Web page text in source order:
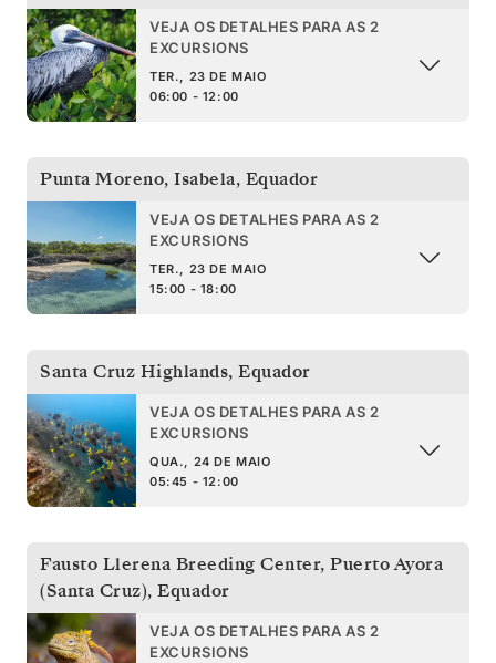
VEJA OS DETALHES PARA AS 2
EXCURSIONS
TER., 23 DE MAIO
06:00 - 12:00
Punta Moreno, Isabela, Equador
VEJA OS DETALHES PARA AS 2
EXCURSIONS
TER., 23 DE MAIO
15:00 - 18:00
Santa Cruz Highlands, Equador
VEJA OS DETALHES PARA AS 2
EXCURSIONS
QUA., 24 DE MAIO
05:45 - 12:00
Fausto Llerena Breeding Center, Puerto Ayora
(Santa Cruz), Equador
VEJA OS DETALHES PARA AS 2
EXCURSIONS